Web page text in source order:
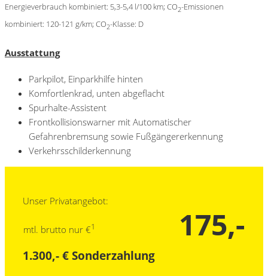
Energieverbrauch kombiniert: 5,3-5,4 l/100 km; CO2-Emissionen
kombiniert: 120-121 g/km; CO2-Klasse: D​
Ausstattung
Parkpilot, Einparkhilfe hinten​
Komfortlenkrad, unten abgeflacht​
Spurhalte-Assistent​
Frontkollisionswarner mit Automatischer
Gefahrenbremsung sowie Fußgängererkennung​
Verkehrsschilderkennung
Unser Privatangebot:
mtl. brutto nur €1 175,-
1.300,- € Sonderzahlung